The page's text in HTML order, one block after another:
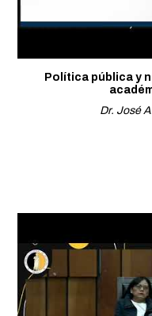
Política pública y
Dr. José